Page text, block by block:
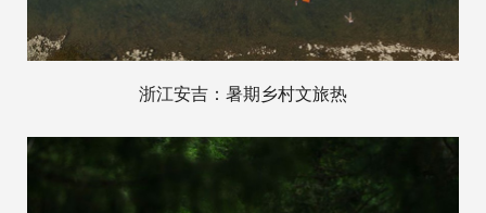
浙江安吉：暑期乡村文旅热